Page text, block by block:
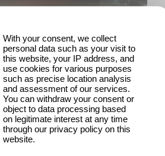
FILM
le nouveau film de Franck Dubosc
With your consent, we collect
personal data such as your visit to
this website, your IP address, and
use cookies for various purposes
such as precise location analysis
and assessment of our services.
You can withdraw your consent or
object to data processing based
on legitimate interest at any time
through our privacy policy on this
website.